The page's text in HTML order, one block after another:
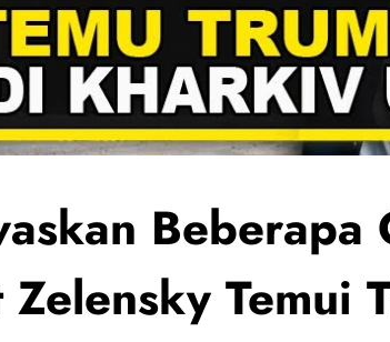
Beberapa
Temui